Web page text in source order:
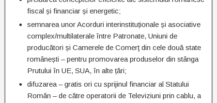
fiscal și financiar și energetic;
semnarea unor Acorduri interinstituționale și asociative
complex/multilaterale între Patronate, Uniuni de
producători și Camerele de Comerţ din cele două state
românești – pentru promovarea produselor din stânga
Prutului în UE, SUA, în alte țări;
difuzarea – gratis ori cu sprijinul financiar al Statului
Român – de către operatorii de Televiziuni prin cablu, a